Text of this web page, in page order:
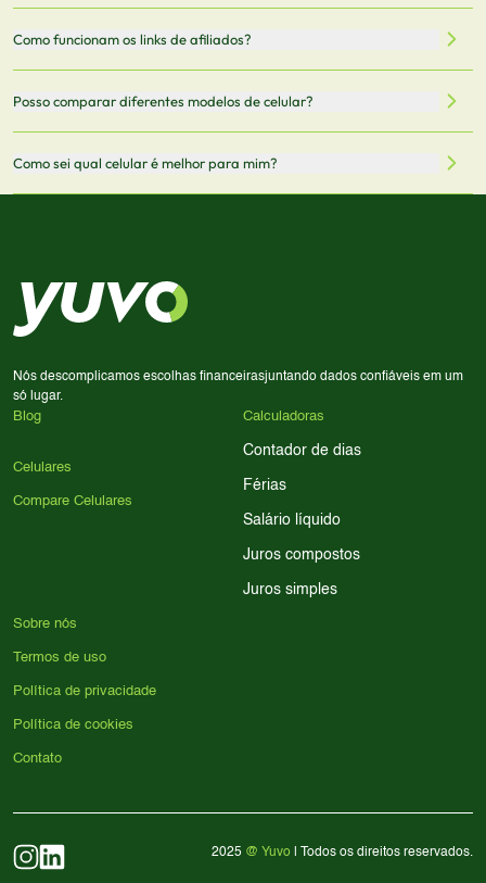
5G.
vendedor antes de finalizar sua compra.
informações mais recentes de cada modelo.
Como funcionam os links de afiliados?
comissão sem custo adicional para você.
Posso comparar diferentes modelos de celular?
Sim! Você pode selecionar até 3 celulares para comparar
Como sei qual celular é melhor para mim?
processador e bateria são essenciais. Use nossos filtros
para encontrar o celular ideal.
Nós descomplicamos escolhas financeirasjuntando dados confiáveis em um
só lugar.
Blog
Celulares
Compare Celulares
Calculadoras
Contador de dias
Férias
Salário líquido
Juros compostos
Juros simples
Sobre nós
Termos de uso
Política de privacidade
Política de cookies
Contato
2025 @ Yuvo | Todos os direitos reservados.